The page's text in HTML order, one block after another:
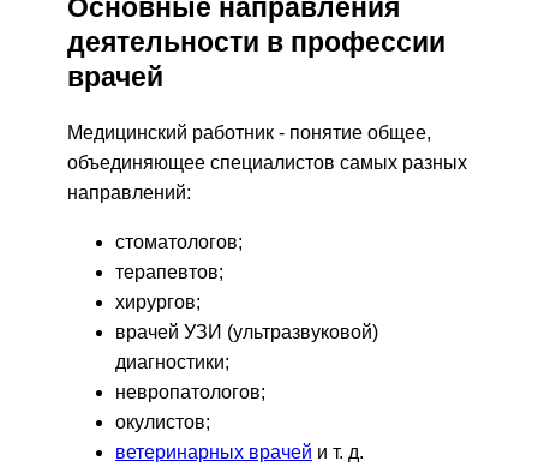
Основные направления
деятельности в профессии
врачей
Медицинский работник - понятие общее,
объединяющее специалистов самых разных
направлений:
стоматологов;
терапевтов;
хирургов;
врачей УЗИ (ультразвуковой)
диагностики;
невропатологов;
окулистов;
ветеринарных врачей и т. д.